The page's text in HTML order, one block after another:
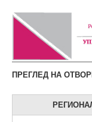
ПРЕГЛЕД НА